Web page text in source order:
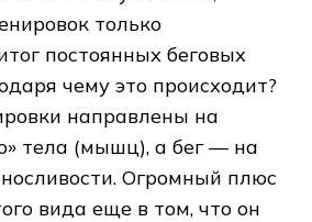
только
постоянных беговых
чему это происходит?
направлены на
тела (мышц), а бег — на
Огромный плюс
вида еще в том, что он